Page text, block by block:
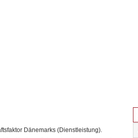
Dänemarks (Dienstleistung).